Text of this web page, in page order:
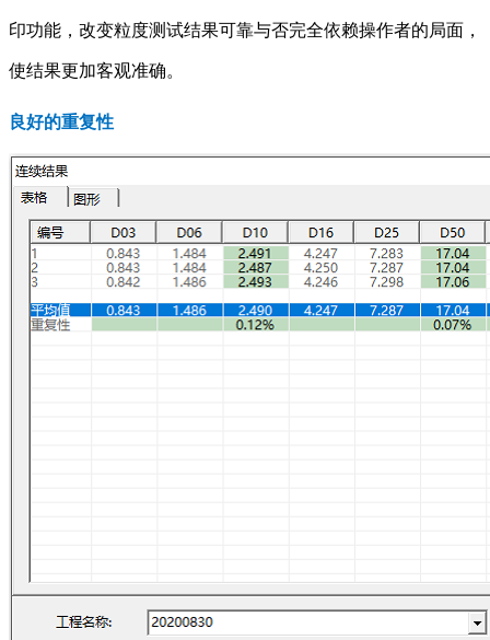
印功能，改变粒度测试结果可靠与否完全依赖操作者的局面，
使结果更加客观准确。
良好的重复性